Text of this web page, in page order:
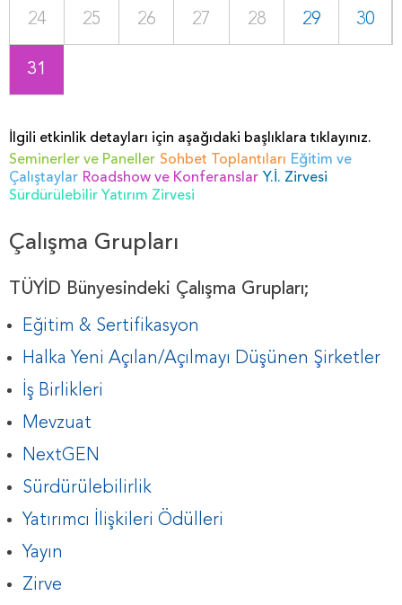
24 25 26 27 28 29 30
31
İlgili etkinlik detayları için aşağıdaki başlıklara tıklayınız.
Seminerler ve Paneller Sohbet Toplantıları Eğitim ve
Çalıştaylar Roadshow ve Konferanslar Y.İ. Zirvesi
Sürdürülebilir Yatırım Zirvesi
Çalışma Grupları
TÜYİD Bünyesindeki Çalışma Grupları;
Eğitim & Sertifikasyon
Halka Yeni Açılan/Açılmayı Düşünen Şirketler
İş Birlikleri
Mevzuat
NextGEN
Sürdürülebilirlik
Yatırımcı İlişkileri Ödülleri
Yayın
Zirve